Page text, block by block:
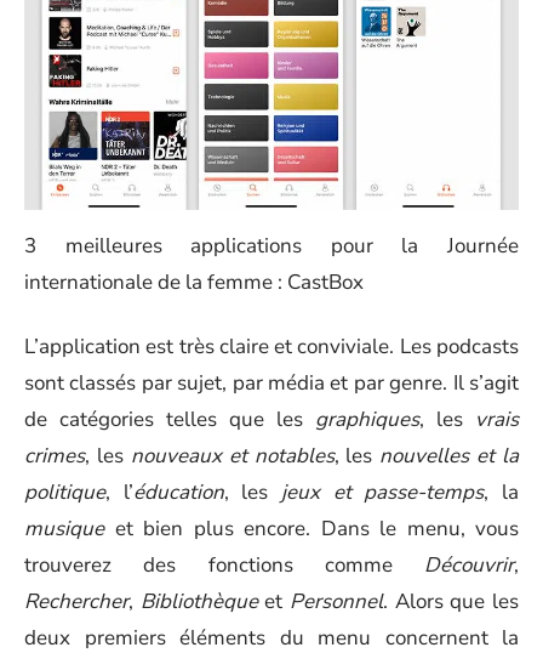
3 meilleures applications pour la Journée
internationale de la femme : CastBox
L’application est très claire et conviviale. Les podcasts
sont classés par sujet, par média et par genre. Il s’agit
de catégories telles que les graphiques, les vrais
crimes, les nouveaux et notables, les nouvelles et la
politique, l’éducation, les jeux et passe-temps, la
musiqueet bien plus encore. Dans le menu, vous
trouverez des fonctions comme Découvrir,
Rechercher, Bibliothèqueet Personnel. Alors que les
deux premiers éléments du menu concernent la